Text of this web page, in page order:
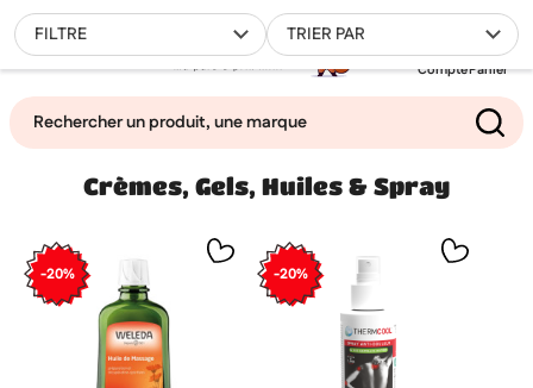
Compte
0
Panier
Filtrer
Mes favoris
TRIER PAR
FILTRE
Crèmes, Gels, Huiles & Spray
-20% -20%